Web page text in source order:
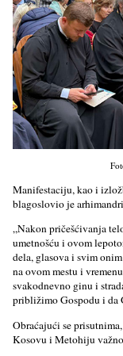
Manifestaciju, kao i
blagoslovio je
„Nakon pričešćivanja
umetnošću i ovom
dela, glasova i svim
na ovom mestu i
svakodnevno ginu i
približimo Gospodu i da
Obraćajući se
Kosovu i Metohiju